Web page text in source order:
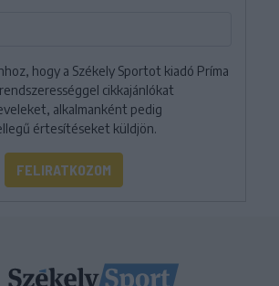
hogy a Székely Sportot kiadó Príma
cikkajánlókat
alkalmanként pedig
értesítéseket küldjön.
FELIRATKOZOM